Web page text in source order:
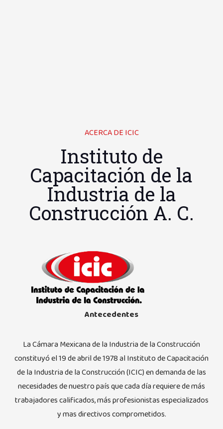
ACERCA DE ICIC
Instituto de
Capacitación de la
Industria de la
Construcción A. C.
Antecedentes
La Cámara Mexicana de la Industria de la Construcción
constituyó el 19 de abril de 1978 al Instituto de Capacitación
de la Industria de la Construcción (ICIC) en demanda de las
necesidades de nuestro país que cada día requiere de más
trabajadores calificados, más profesionistas especializados
y mas directivos comprometidos.